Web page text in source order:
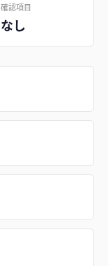
確認項目
なし